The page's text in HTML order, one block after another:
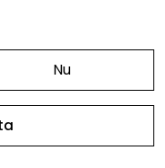
Nu